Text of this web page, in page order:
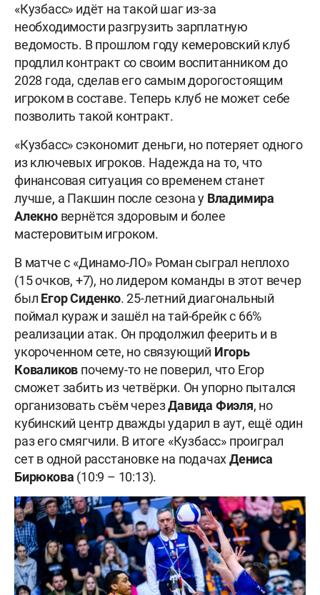
«Кузбасс» идёт на такой шаг из-за
необходимости разгрузить зарплатную
ведомость. В прошлом году кемеровский клуб
продлил контракт со своим воспитанником до
2028 года, сделав его самым дорогостоящим
игроком в составе. Теперь клуб не может себе
позволить такой контракт.
«Кузбасс» сэкономит деньги, но потеряет одного
из ключевых игроков. Надежда на то, что
финансовая ситуация со временем станет
лучше, а Пакшин после сезона у Владимира
Алекновернётся здоровым и более
мастеровитым игроком.
В матче с «Динамо-ЛО» Роман сыграл неплохо
(15 очков, +7), но лидером команды в этот вечер
был Егор Сиденко. 25-летний диагональный
поймал кураж и зашёл на тай-брейк с 66%
реализации атак. Он продолжил феерить и в
укороченном сете, но связующий Игорь
Коваликов почему-то не поверил, что Егор
сможет забить из четвёрки. Он упорно пытался
организовать съём черезДавида Фиэля, но
кубинский центр дважды ударил в аут, ещё один
раз его смягчили. В итоге «Кузбасс» проиграл
сет в одной расстановке на подачахДениса
Бирюкова (10:9 – 10:13).